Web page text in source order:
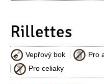
Rillettes
Vepřový bok
Pro
Pro celiaky